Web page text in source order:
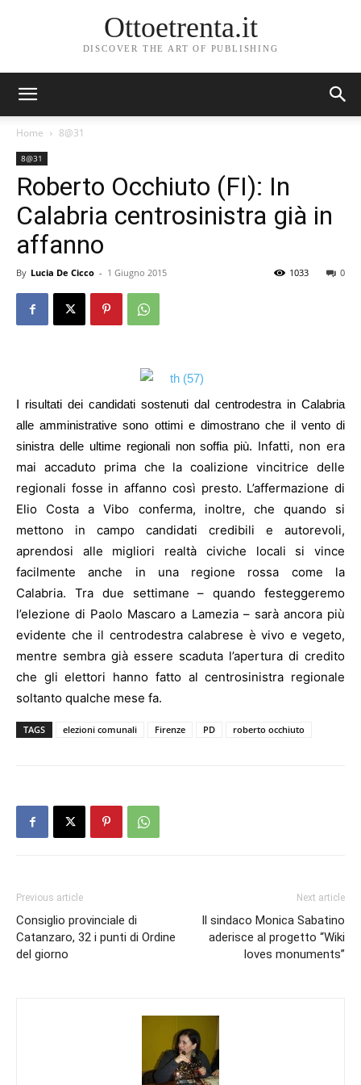
Ottoetrenta.it
DISCOVER THE ART OF PUBLISHING
Home 8@31
8@31
Roberto Occhiuto (FI): In
Calabria centrosinistra già in
affanno
By Lucia De Cicco - 1 Giugno 2015 0
1033
I risultati dei candidati sostenuti dal centrodestra in Calabria
alle amministrative sono ottimi e dimostrano che il vento di
sinistra delle ultime regionali non soffia più. Infatti, non era
mai accaduto prima che la coalizione vincitrice delle
regionali fosse in affanno così presto. L’affermazione di
Elio Costa a Vibo conferma, inoltre, che quando si
mettono in campo candidati credibili e autorevoli,
aprendosi alle migliori realtà civiche locali si vince
facilmente anche in una regione rossa come la
Calabria. Tra due settimane – quando festeggeremo
l’elezione di Paolo Mascaro a Lamezia – sarà ancora più
evidente che il centrodestra calabrese è vivo e vegeto,
mentre sembra già essere scaduta l’apertura di credito
che gli elettori hanno fatto al centrosinistra regionale
soltanto qualche mese fa.
TAGS elezioni comunali Firenze PD roberto occhiuto
Previous article
Consiglio provinciale di
Catanzaro, 32 i punti di Ordine
del giorno
Next article
Il sindaco Monica Sabatino
aderisce al progetto “Wiki
loves monuments”